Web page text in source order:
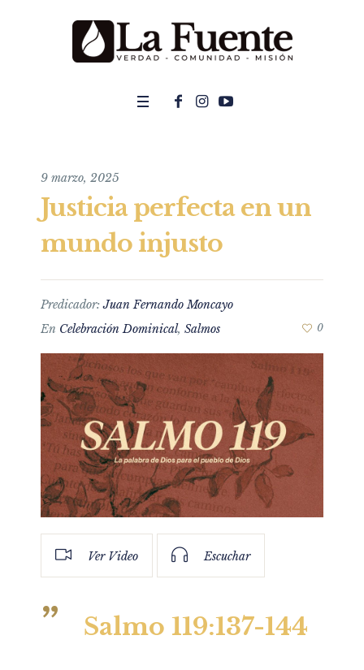
9 marzo, 2025
Justicia perfecta en un
mundo injusto
Predicador:Juan Fernando Moncayo
En Celebración Dominical, Salmos 0
Ver Video Escuchar
Salmo 119:137-144